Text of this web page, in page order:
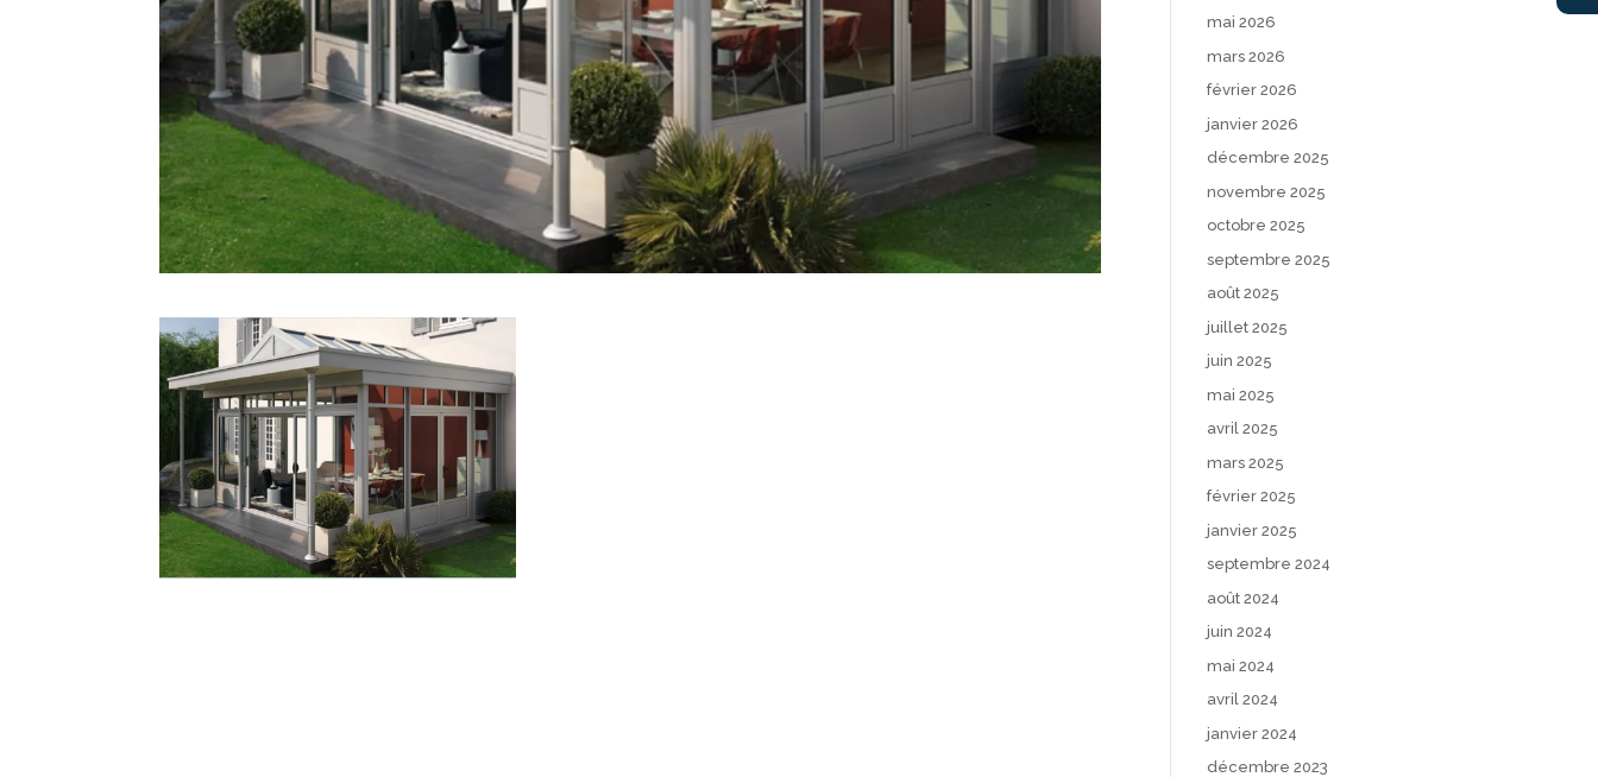
mai 2026
mars 2026
février 2026
janvier 2026
décembre 2025
novembre 2025
octobre 2025
septembre 2025
août 2025
juillet 2025
juin 2025
mai 2025
avril 2025
mars 2025
février 2025
janvier 2025
septembre 2024
août 2024
juin 2024
mai 2024
avril 2024
janvier 2024
décembre 2023